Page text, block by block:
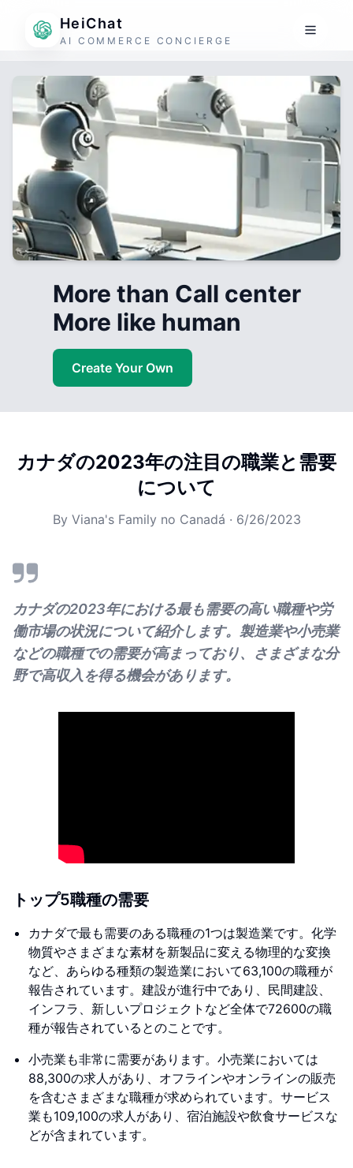
HeiChat
AI COMMERCE CONCIERGE
More than Call center
More like human
Create Your Own
カナダの2023年の注目の職業と需要
について
By Viana's Family no Canadá · 6/26/2023
カナダの2023年における最も需要の高い職種や労
働市場の状況について紹介します。製造業や小売業
などの職種での需要が高まっており、さまざまな分
野で高収入を得る機会があります。
トップ5職種の需要
カナダで最も需要のある職種の1つは製造業です。化学
物質やさまざまな素材を新製品に変える物理的な変換
など、あらゆる種類の製造業において63,100の職種が
報告されています。建設が進行中であり、民間建設、
インフラ、新しいプロジェクトなど全体で72600の職
種が報告されているとのことです。
小売業も非常に需要があります。小売業においては
88,300の求人があり、オフラインやオンラインの販売
を含むさまざまな職種が求められています。サービス
業も109,100の求人があり、宿泊施設や飲食サービスな
どが含まれています。